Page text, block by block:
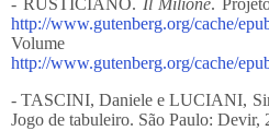
- RUSTICIANO. Il Milione.
http://www.gutenberg.org/cache/
http://www.gutenberg.org/cache/
- TASCINI, Daniele e LUCIANI,
Jogo de tabuleiro. São Paulo: Devir,